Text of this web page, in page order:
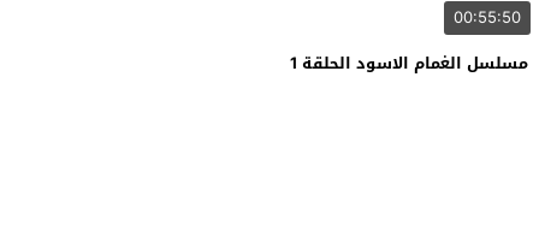
00:55:50
مسلسل الغمام الاسود الحلقة 1